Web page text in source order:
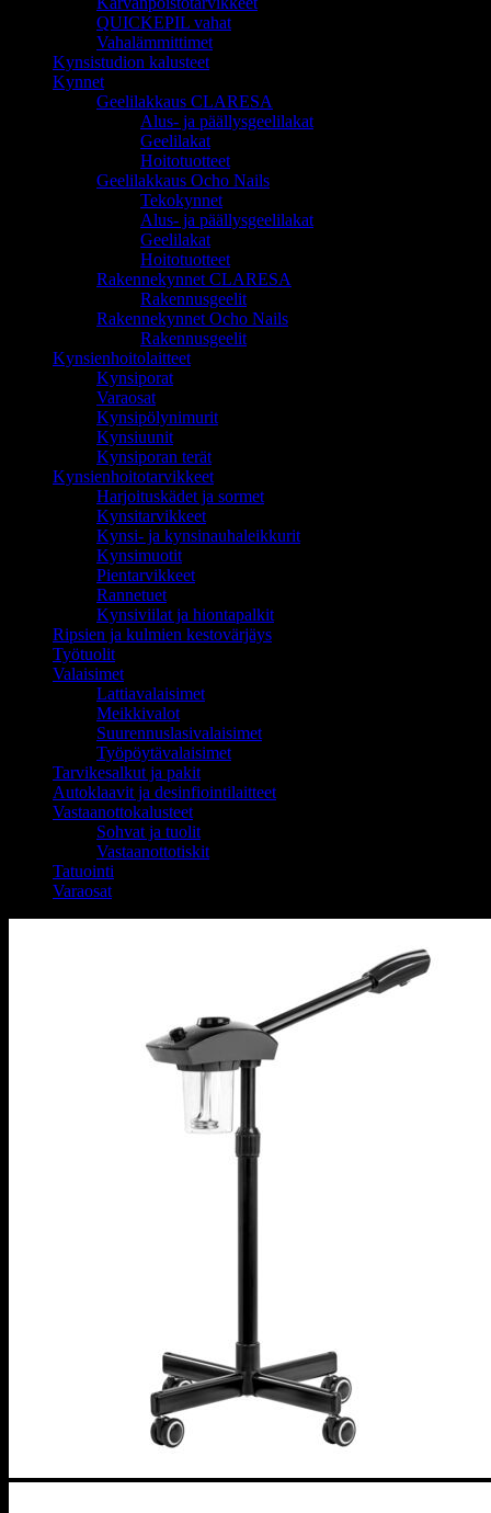
QUICKEPIL vahat
Vahalämmittimet
Kynsistudion kalusteet
Kynnet
Geelilakkaus CLARESA
Alus- ja päällysgeelilakat
Geelilakat
Hoitotuotteet
Geelilakkaus Ocho Nails
Tekokynnet
Alus- ja päällysgeelilakat
Geelilakat
Hoitotuotteet
Rakennekynnet CLARESA
Rakennusgeelit
Rakennekynnet Ocho Nails
Rakennusgeelit
Kynsienhoitolaitteet
Kynsiporat
Varaosat
Kynsipölynimurit
Kynsiuunit
Kynsiporan terät
Kynsienhoitotarvikkeet
Harjoituskädet ja sormet
Kynsitarvikkeet
Kynsi- ja kynsinauhaleikkurit
Kynsimuotit
Pientarvikkeet
Rannetuet
Kynsiviilat ja hiontapalkit
Ripsien ja kulmien kestovärjäys
Työtuolit
Valaisimet
Lattiavalaisimet
Meikkivalot
Suurennuslasivalaisimet
Työpöytävalaisimet
Tarvikesalkut ja pakit
Autoklaavit ja desinfiointilaitteet
Vastaanottokalusteet
Sohvat ja tuolit
Vastaanottotiskit
Tatuointi
Varaosat